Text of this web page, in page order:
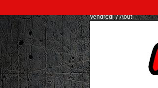
Vendredi 7 Août